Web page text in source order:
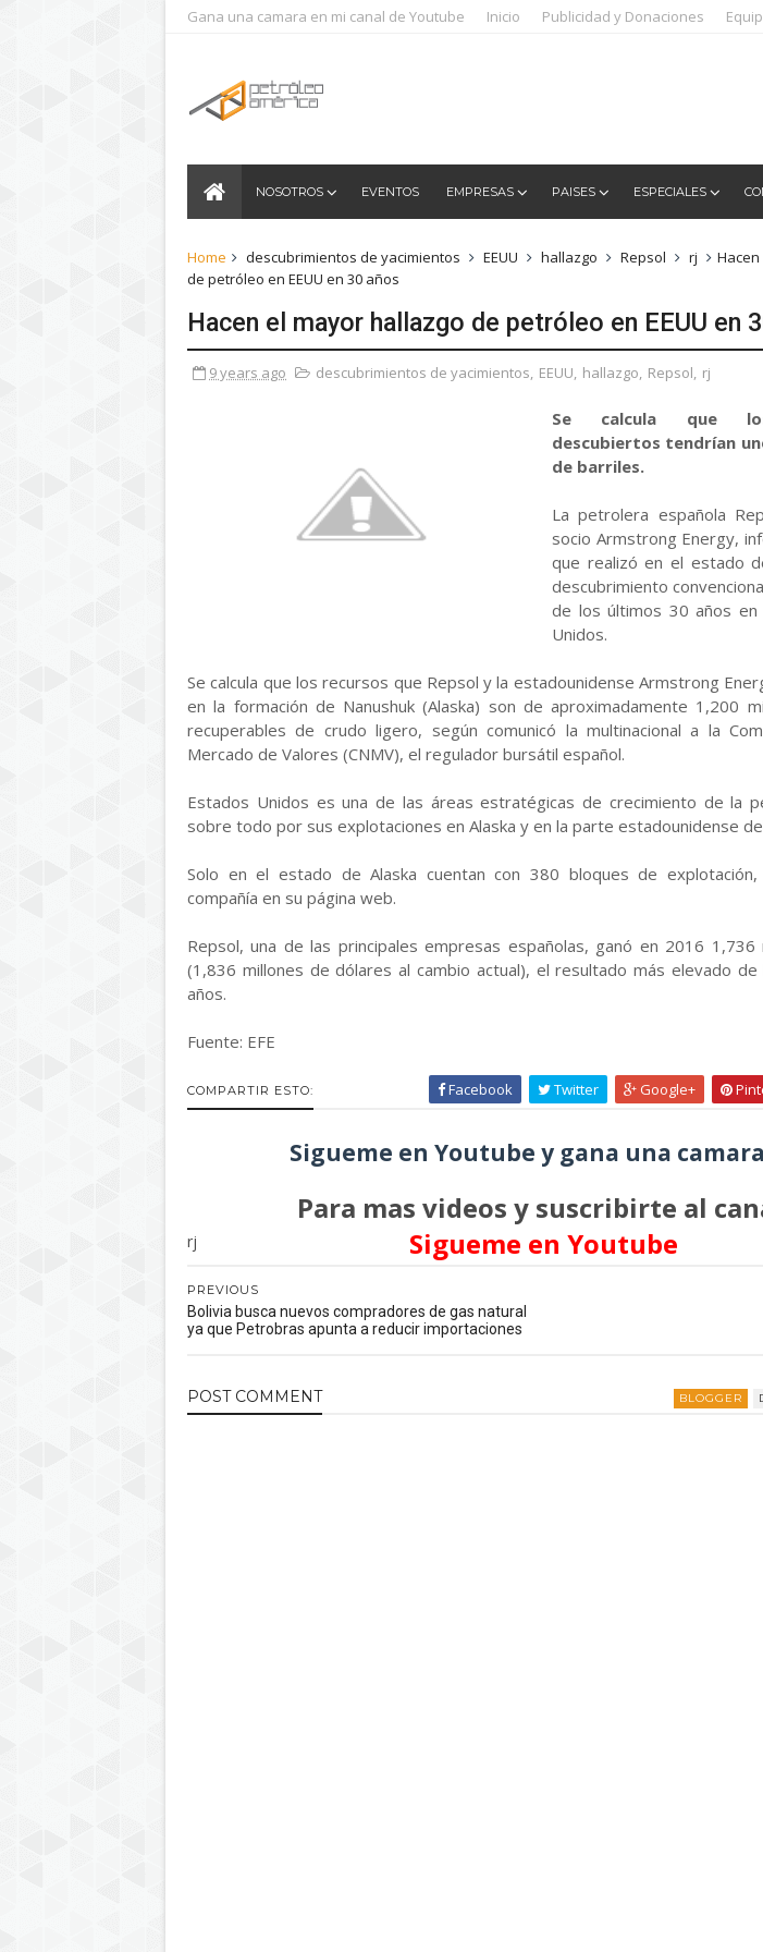
Gana una camara en mi canal de Youtube Inicio Publicidad y Donaciones
NOSOTROS EVENTOS EMPRESAS PAISES ESPECIALES
Home descubrimientos de yacimientos EEUU hallazgo Repsol rj
de petróleo en EEUU en 30 años
Hacen el mayor hallazgo de petróleo en EEUU en
9 years ago descubrimientos de yacimientos, EEUU, hallazgo, Repsol, rj
Se calcula que
descubiertos tendrían
de barriles.
La petrolera española
socio Armstrong Energy,
que realizó en el estado
descubrimiento
de los últimos 30 años en
Unidos.
Se calcula que los recursos que Repsol y la estadounidense Armstrong
en la formación de Nanushuk (Alaska) son de aproximadamente 1,200
recuperables de crudo ligero, según comunicó la multinacional a la
Mercado de Valores (CNMV), el regulador bursátil español.
Estados Unidos es una de las áreas estratégicas de crecimiento de la
sobre todo por sus explotaciones en Alaska y en la parte estadounidense
Solo en el estado de Alaska cuentan con 380 bloques de
compañía en su página web.
Repsol, una de las principales empresas españolas, ganó en 2016
(1,836 millones de dólares al cambio actual), el resultado más elevado
años.
Fuente: EFE
COMPARTIR ESTO: Facebook Twitter Google+
Sigueme en Youtube y gana una camara
Para mas videos y suscribirte al
Sigueme en Youtube
rj
PREVIOUS
Bolivia busca nuevos compradores de gas natural
ya que Petrobras apunta a reducir importaciones
POST COMMENT BLOGGER